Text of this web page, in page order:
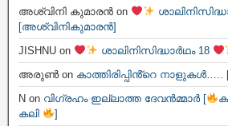
അശ്വിനി കുമാരൻ on
[അശ്വിനികുമാരൻ]
JISHNU on ശാലിനിസിദ്ധാർഥം 18
അരുൺon കാത്തിരിപ്പിൻ്റെ
N on വിഗ്രഹം ഇല്ലാത്ത ദേവൻമ്മാർ [
കലി
]